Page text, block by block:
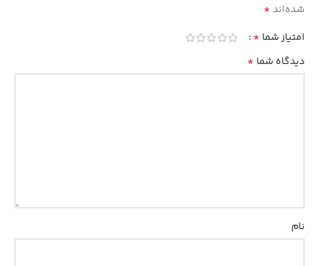
شده‌اند*
امتیاز شما *
دیدگاه شما *
نام